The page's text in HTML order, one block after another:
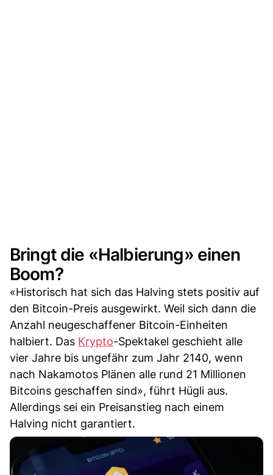
Bringt die «Halbierung» einen
Boom?
«Historisch hat sich das Halving stets positiv auf
den Bitcoin-Preis ausgewirkt. Weil sich dann die
Anzahl neugeschaffener Bitcoin-Einheiten
halbiert. Das Krypto-Spektakel geschieht alle
vier Jahre bis ungefähr zum Jahr 2140, wenn
nach Nakamotos Plänen alle rund 21 Millionen
Bitcoins geschaffen sind», führt Hügli aus.
Allerdings sei ein Preisanstieg nach einem
Halving nicht garantiert.